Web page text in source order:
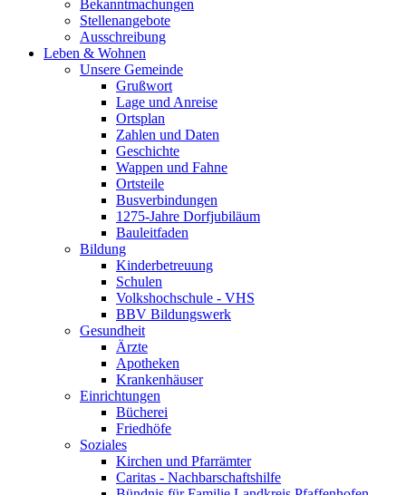
Bekanntmachungen
Stellenangebote
Ausschreibung
Leben & Wohnen
Unsere Gemeinde
Grußwort
Lage und Anreise
Ortsplan
Zahlen und Daten
Geschichte
Wappen und Fahne
Ortsteile
Busverbindungen
1275-Jahre Dorfjubiläum
Bauleitfaden
Bildung
Kinderbetreuung
Schulen
Volkshochschule - VHS
BBV Bildungswerk
Gesundheit
Ärzte
Apotheken
Krankenhäuser
Einrichtungen
Bücherei
Friedhöfe
Soziales
Kirchen und Pfarrämter
Caritas - Nachbarschaftshilfe